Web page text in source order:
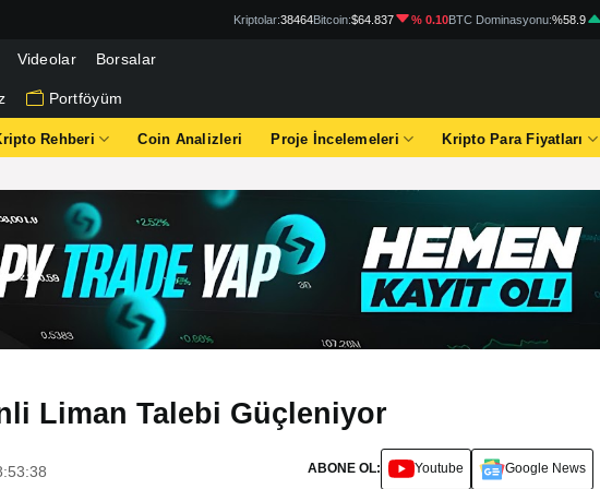
Kriptolar:38464Bitcoin:$64.837 % 0.10BTC Dominasyonu:%58.9
Videolar Borsalar
Portföyüm
Rehberi Coin Analizleri Proje İncelemeleri Kripto Para Fiyatları
Liman Talebi Güçleniyor
ABONE OL: Youtube Google News